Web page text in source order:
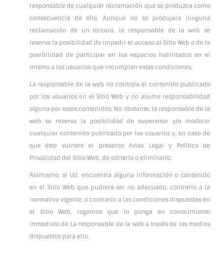
responsable de cualquier reclamación que se produzca como
consecuencia de ello. Aunque no se produjera ninguna
reclamación de un tercero, la responsable de la web se
reserva la posibilidad de impedir el acceso al Sitio Web o de la
posibilidad de participar en los espacios habilitados en el
mismo a los usuarios que incumplan estas condiciones.
La responsable de la web no controla el contenido publicado
por los usuarios en el Sitio Web y no asume responsabilidad
alguna por estos contenidos. No obstante, la responsable de la
web se reserva la posibilidad de supervisar y/o moderar
cualquier contenido publicado por los usuarios y, en caso de
que éste vulnere el presente Aviso Legal y Política de
Privacidad del Sitio Web, de editarlo o eliminarlo.
Asimismo, si Ud. encuentra alguna información o contenido
en el Sitio Web que pudiera ser no adecuado, contrario a la
normativa vigente, o contrario a las condiciones dispuestas en
el Sitio Web, rogamos que lo ponga en conocimiento
inmediato de La responsable de la web a través de los medios
dispuestos para ello.